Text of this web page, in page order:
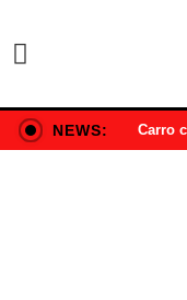
NEWS: Carro